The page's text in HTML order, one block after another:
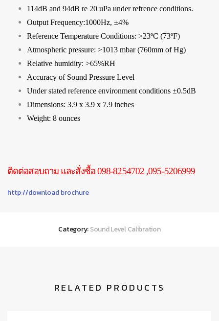
114dB and 94dB re 20 uPa under refrence conditions.
Output Frequency:1000Hz, ±4%
Reference Temperature Conditions: >23ºC (73ºF)
Atmospheric pressure: >1013 mbar (760mm of Hg)
Relative humidity: >65%RH
Accuracy of Sound Pressure Level
Under stated reference environment conditions ±0.5dB
Dimensions: 3.9 x 3.9 x 7.9 inches
Weight: 8 ounces
ติดต่อสอบถาม และสั่งชื้อ 098-8254702 ,095-5206999
http://download brochure
Category:Sound Level Calibration
RELATED PRODUCTS